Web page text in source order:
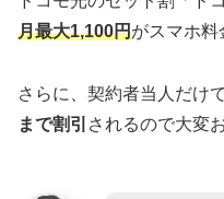
月最大1,100円がスマホ料
さらに、契約者当人だけ
まで割引 されるので大変